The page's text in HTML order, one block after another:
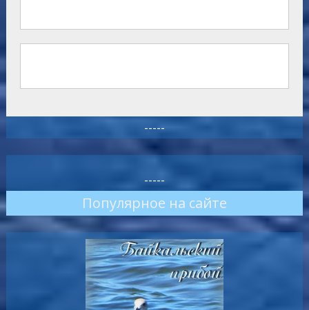
-----
-----
Популярное на сайте